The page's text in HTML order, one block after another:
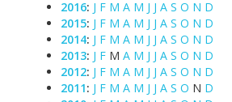
2016: J F M A M J J A S O N D
2015: J F M A M J J A S O N D
2014: J F M A M J J A S O N D
2013: J F M A M J J A S O N D
2012: J F M A M J J A S O N D
2011: J F M A M J J A S O N D